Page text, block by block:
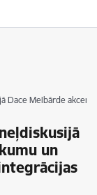
Dace Melbārde
un